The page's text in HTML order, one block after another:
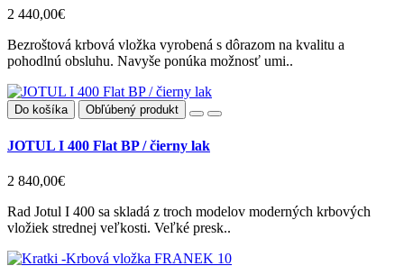
2 440,00€
Bezroštová krbová vložka vyrobená s dôrazom na kvalitu a
pohodlnú obsluhu. Navyše ponúka možnosť umi..
Do košíka Obľúbený produkt
JOTUL I 400 Flat BP / čierny lak
2 840,00€
Rad Jotul I 400 sa skladá z troch modelov moderných krbových
vložiek strednej veľkosti. Veľké presk..